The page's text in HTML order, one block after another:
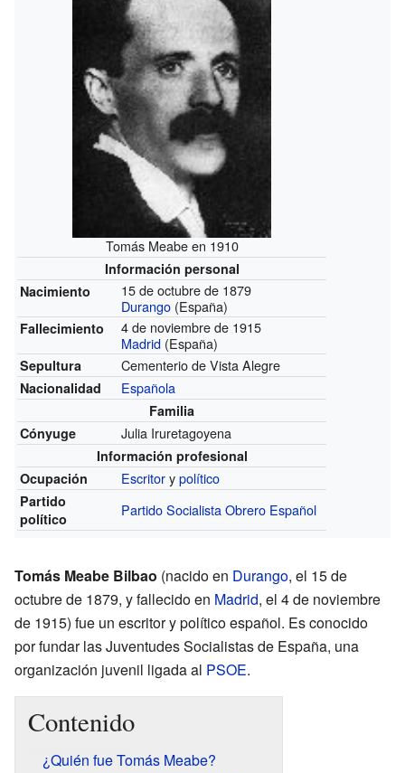
Tomás Meabe en 1910
Información personal
Nacimiento
15 de octubre de 1879
Durango (España)
Fallecimiento
4 de noviembre de 1915
Madrid (España)
Sepultura Cementerio de Vista Alegre
Nacionalidad Española
Familia
Cónyuge
Julia Iruretagoyena
Información profesional
Ocupación
Escritorypolítico
Partido
político
Partido Socialista Obrero Español
Tomás Meabe Bilbao (nacido en Durango, el 15 de
octubre de 1879, y fallecido en Madrid, el 4 de noviembre
de 1915) fue un escritor y político español. Es conocido
por fundar las Juventudes Socialistas de España, una
organización juvenil ligada al PSOE.
Contenido
¿Quién fue Tomás Meabe?